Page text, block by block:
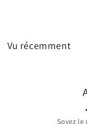
Vu récemment
Soyez